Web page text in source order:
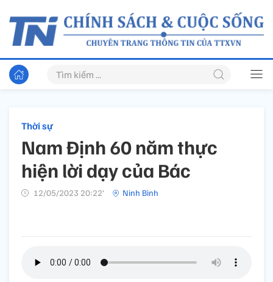
Thời sự
Nam Định 60 năm thực
hiện lời dạy của Bác
12/05/2023 20:22’ Ninh Bình